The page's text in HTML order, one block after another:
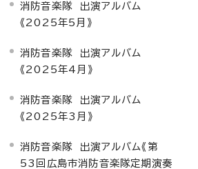
消防音楽隊 出演アルバム
《2025年5月》
消防音楽隊 出演アルバム
《2025年4月》
消防音楽隊 出演アルバム
《2025年3月》
消防音楽隊 出演アルバム《第
53回広島市消防音楽隊定期演奏